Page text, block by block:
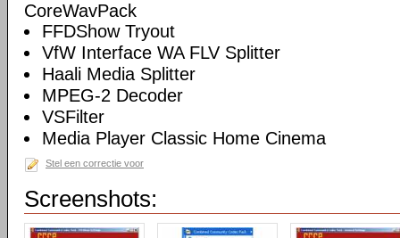
CoreWavPack
FFDShow Tryout
VfW Interface WA FLV Splitter
Haali Media Splitter
MPEG-2 Decoder
VSFilter
Media Player Classic Home Cinema
Stel een correctie voor
Screenshots: